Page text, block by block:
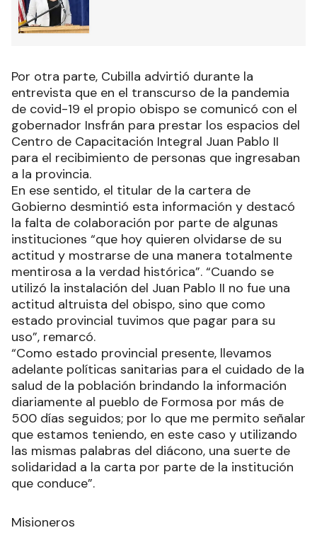
Por otra parte, Cubilla advirtió durante la
entrevista que en el transcurso de la pandemia
de covid-19 el propio obispo se comunicó con el
gobernador Insfrán para prestar los espacios del
Centro de Capacitación Integral Juan Pablo II
para el recibimiento de personas que ingresaban
a la provincia.
En ese sentido, el titular de la cartera de
Gobierno desmintió esta información y destacó
la falta de colaboración por parte de algunas
instituciones “que hoy quieren olvidarse de su
actitud y mostrarse de una manera totalmente
mentirosa a la verdad histórica”. “Cuando se
utilizó la instalación del Juan Pablo II no fue una
actitud altruista del obispo, sino que como
estado provincial tuvimos que pagar para su
uso”, remarcó.
“Como estado provincial presente, llevamos
adelante políticas sanitarias para el cuidado de la
salud de la población brindando la información
diariamente al pueblo de Formosa por más de
500 días seguidos; por lo que me permito señalar
que estamos teniendo, en este caso y utilizando
las mismas palabras del diácono, una suerte de
solidaridad a la carta por parte de la institución
que conduce”.
Misioneros